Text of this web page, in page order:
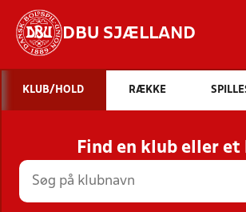
DBU SJÆLLAND
Hvad
INDHOLD
STILLINGER, RESULTATER,
HOLD
KLUB/HOLD RÆKKE
Find en klub eller et